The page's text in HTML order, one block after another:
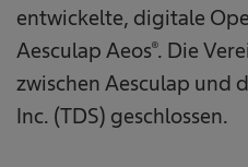
entwickelte, digitale
Aesculap Aeos®. Die
zwischen Aesculap und
Inc. (TDS) geschlossen.